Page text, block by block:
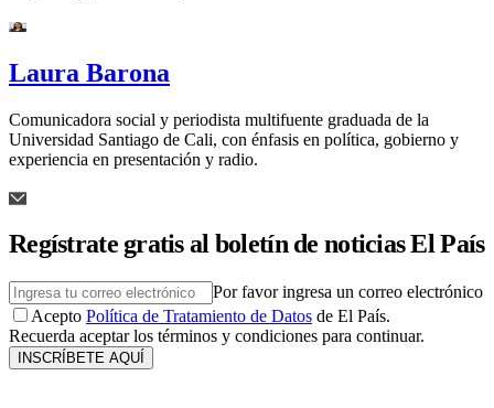
Laura Barona
Comunicadora social y periodista multifuente graduada de la
Universidad Santiago de Cali, con énfasis en política, gobierno y
experiencia en presentación y radio.
Regístrate gratis al boletín de noticias El País
Por favor ingresa un correo electrónico
Acepto Política de Tratamiento de Datos de El País.
Recuerda aceptar los términos y condiciones para continuar.
INSCRÍBETE AQUÍ